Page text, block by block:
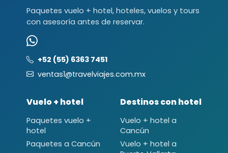
Paquetes vuelo + hotel, hoteles, vuelos y tours
con asesoría antes de reservar.
+52 (55) 6363 7451
ventas1@travelviajes.com.mx
Vuelo + hotel
Paquetes vuelo +
hotel
Paquetes a Cancún
Destinos con hotel
Vuelo + hotel a
Cancún
Vuelo + hotel a